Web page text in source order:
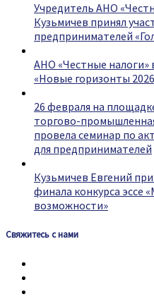
Учредитель АНО
Кузьмичев принял
предпринимателей
АНО «Честные
«Новые горизонты
26 февраля на
торгово-
провела семинар по
для предпринимателей
Кузьмичев Евгений
финала конкурса эссе
возможности»
Свяжитесь с нами